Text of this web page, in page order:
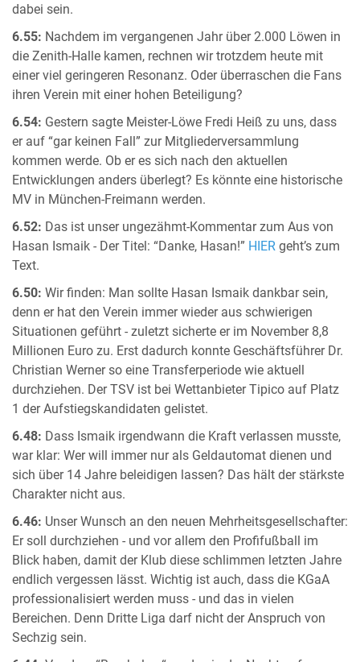
dabei sein.
6.55: Nachdem im vergangenen Jahr über 2.000 Löwen in
die Zenith-Halle kamen, rechnen wir trotzdem heute mit
einer viel geringeren Resonanz. Oder überraschen die Fans
ihren Verein mit einer hohen Beteiligung?
6.54: Gestern sagte Meister-Löwe Fredi Heiß zu uns, dass
er auf “gar keinen Fall” zur Mitgliederversammlung
kommen werde. Ob er es sich nach den aktuellen
Entwicklungen anders überlegt? Es könnte eine historische
MV in München-Freimann werden.
6.52: Das ist unser ungezähmt-Kommentar zum Aus von
Hasan Ismaik - Der Titel: “Danke, Hasan!” HIER geht’s zum
Text.
6.50: Wir finden: Man sollte Hasan Ismaik dankbar sein,
denn er hat den Verein immer wieder aus schwierigen
Situationen geführt - zuletzt sicherte er im November 8,8
Millionen Euro zu. Erst dadurch konnte Geschäftsführer Dr.
Christian Werner so eine Transferperiode wie aktuell
durchziehen. Der TSV ist bei Wettanbieter Tipico auf Platz
1 der Aufstiegskandidaten gelistet.
6.48: Dass Ismaik irgendwann die Kraft verlassen musste,
war klar: Wer will immer nur als Geldautomat dienen und
sich über 14 Jahre beleidigen lassen? Das hält der stärkste
Charakter nicht aus.
6.46: Unser Wunsch an den neuen Mehrheitsgesellschafter:
Er soll durchziehen - und vor allem den Profifußball im
Blick haben, damit der Klub diese schlimmen letzten Jahre
endlich vergessen lässt. Wichtig ist auch, dass die KGaA
professionalisiert werden muss - und das in vielen
Bereichen. Denn Dritte Liga darf nicht der Anspruch von
Sechzig sein.